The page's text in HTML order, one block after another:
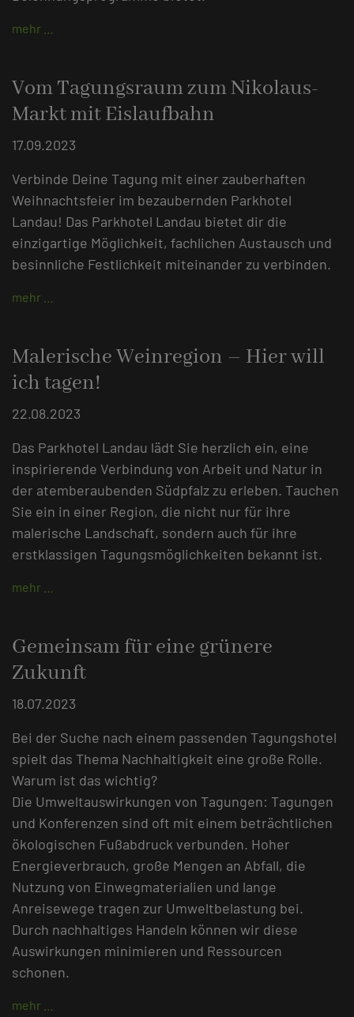
mehr …
Vom Tagungsraum zum Nikolaus-
Markt mit Eislaufbahn
17.09.2023
Verbinde Deine Tagung mit einer zauberhaften
Weihnachtsfeier im bezaubernden Parkhotel
Landau! Das Parkhotel Landau bietet dir die
einzigartige Möglichkeit, fachlichen Austausch und
besinnliche Festlichkeit miteinander zu verbinden.
mehr …
Malerische Weinregion – Hier will
ich tagen!
22.08.2023
Das Parkhotel Landau lädt Sie herzlich ein, eine
inspirierende Verbindung von Arbeit und Natur in
der atemberaubenden Südpfalz zu erleben. Tauchen
Sie ein in einer Region, die nicht nur für ihre
malerische Landschaft, sondern auch für ihre
erstklassigen Tagungsmöglichkeiten bekannt ist.
mehr …
Gemeinsam für eine grünere
Zukunft
18.07.2023
Bei der Suche nach einem passenden Tagungshotel
spielt das Thema Nachhaltigkeit eine große Rolle.
Warum ist das wichtig?
Die Umweltauswirkungen von Tagungen: Tagungen
und Konferenzen sind oft mit einem beträchtlichen
ökologischen Fußabdruck verbunden. Hoher
Energieverbrauch, große Mengen an Abfall, die
Nutzung von Einwegmaterialien und lange
Anreisewege tragen zur Umweltbelastung bei.
Durch nachhaltiges Handeln können wir diese
Auswirkungen minimieren und Ressourcen
schonen.
mehr …